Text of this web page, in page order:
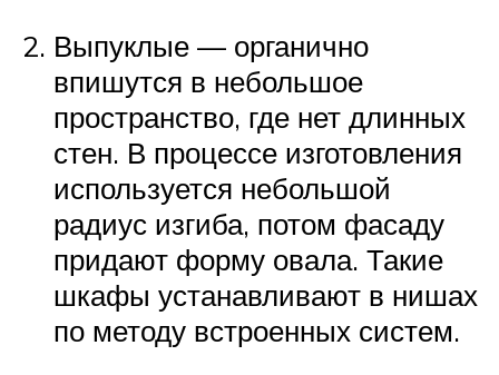
Выпуклые — органично
впишутся в небольшое
пространство, где нет длинных
стен. В процессе изготовления
используется небольшой
радиус изгиба, потом фасаду
придают форму овала. Такие
шкафы устанавливают в нишах
по методу встроенных систем.